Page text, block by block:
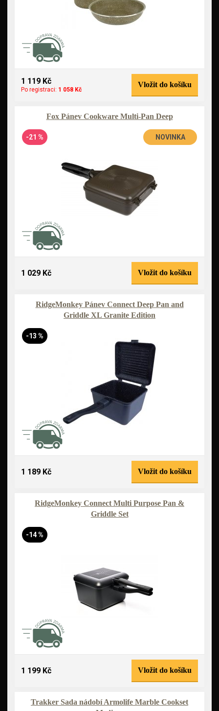
1 119 Kč
Po registraci: 1 058 Kč
Vložit do košíku
Fox Pánev Cookware Multi-Pan Deep
-21 % NOVINKA
1 029 Kč Vložit do košíku
RidgeMonkey Pánev Connect Deep Pan and
Griddle XL Granite Edition
-13 %
1 189 Kč Vložit do košíku
RidgeMonkey Connect Multi Purpose Pan &
Griddle Set
-14 %
1 199 Kč Vložit do košíku
Trakker Sada nádobí Armolife Marble Cookset